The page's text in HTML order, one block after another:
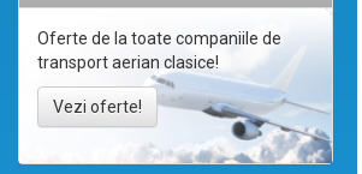
Oferte de la toate companiile de
transport aerian clasice!
Vezi oferte!